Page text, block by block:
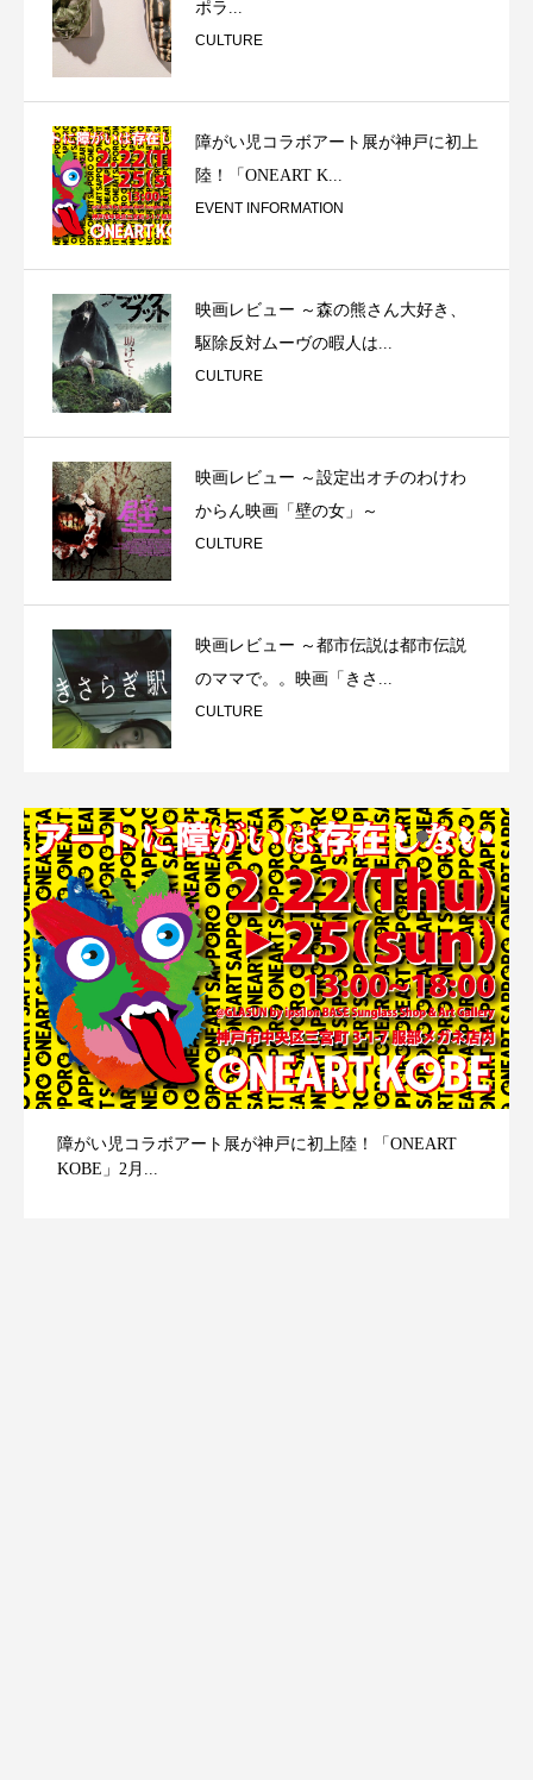
ポラ...
CULTURE
障がい児コラボアート展が神戸に初上
陸！「ONEART K...
EVENT INFORMATION
映画レビュー ～森の熊さん大好き、
駆除反対ムーヴの暇人は...
CULTURE
映画レビュー ～設定出オチのわけわ
からん映画「壁の女」～
CULTURE
映画レビュー ～都市伝説は都市伝説
のママで。。映画「きさ...
CULTURE
障がい児コラボアート展が神戸に初上陸！「ONEART
KOBE」2月...